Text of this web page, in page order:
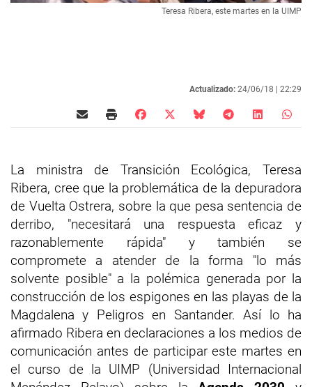
Teresa Ribera, este martes en la UIMP
Actualizado: 24/06/18 | 22:29
La ministra de Transición Ecológica, Teresa
Ribera, cree que la problemática de la depuradora
de Vuelta Ostrera, sobre la que pesa sentencia de
derribo, "necesitará una respuesta eficaz y
razonablemente rápida" y también se
compromete a atender de la forma "lo más
solvente posible" a la polémica generada por la
construcción de los espigones en las playas de la
Magdalena y Peligros en Santander. Así lo ha
afirmado Ribera en declaraciones a los medios de
comunicación antes de participar este martes en
el curso de la UIMP (Universidad Internacional